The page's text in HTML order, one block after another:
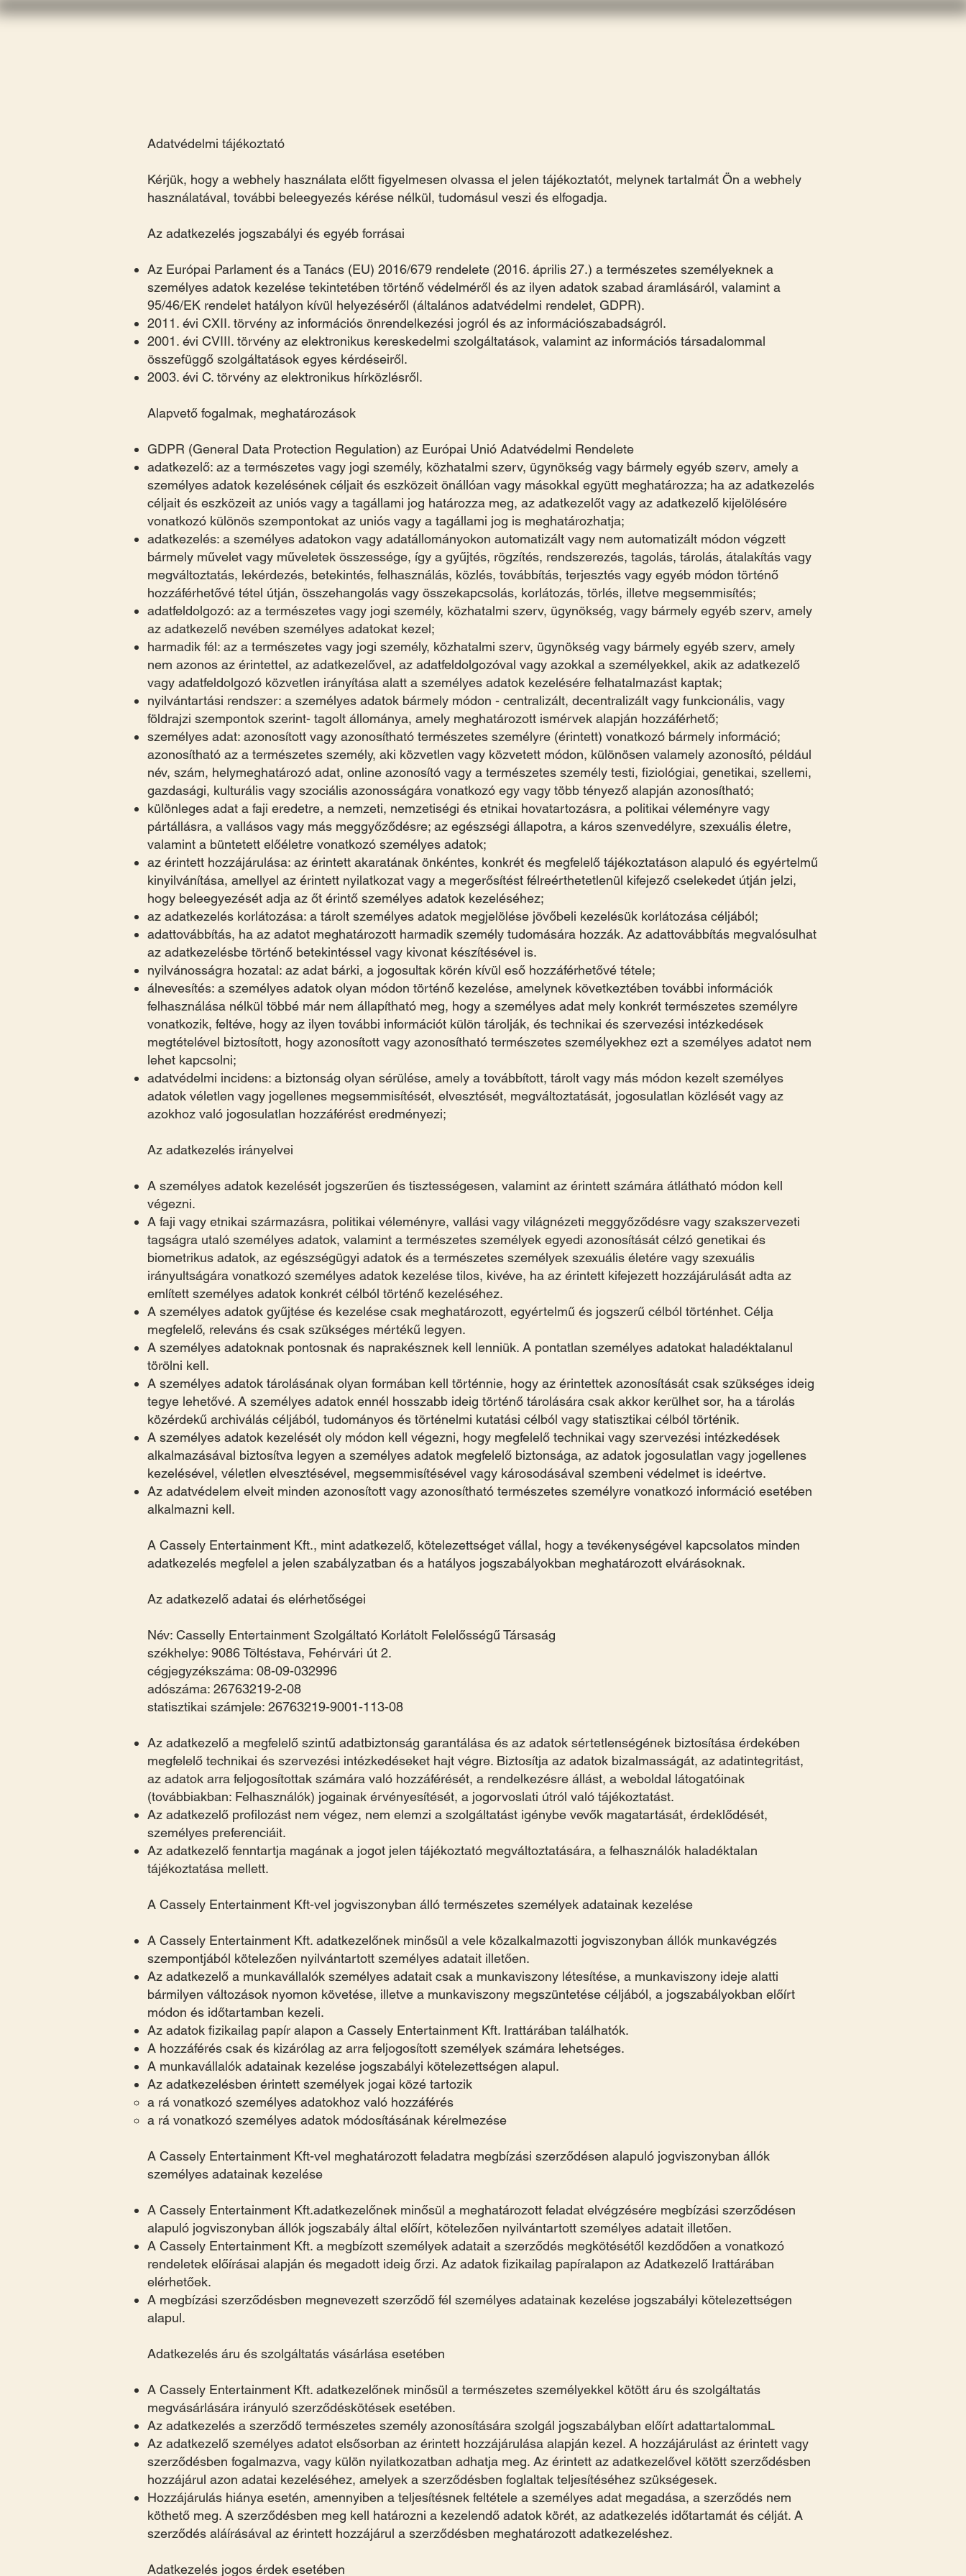
Adatvédelmi tájékoztató
Kérjük, hogy a webhely használata előtt figyelmesen olvassa el jelen tájékoztatót, melynek tartalmát Ön a webhely
használatával, további beleegyezés kérése nélkül, tudomásul veszi és elfogadja.
Az adatkezelés jogszabályi és egyéb forrásai
Az Európai Parlament és a Tanács (EU) 2016/679 rendelete (2016. április 27.) a természetes személyeknek a
személyes adatok kezelése tekintetében történő védelméről és az ilyen adatok szabad áramlásáról, valamint a
95/46/EK rendelet hatályon kívül helyezéséről (általános adatvédelmi rendelet, GDPR).
2011. évi CXII. törvény az információs önrendelkezési jogról és az információszabadságról.
2001. évi CVIII. törvény az elektronikus kereskedelmi szolgáltatások, valamint az információs társadalommal
összefüggő szolgáltatások egyes kérdéseiről.
2003. évi C. törvény az elektronikus hírközlésről.
Alapvető fogalmak, meghatározások
GDPR (General Data Protection Regulation) az Európai Unió Adatvédelmi Rendelete
adatkezelő: az a természetes vagy jogi személy, közhatalmi szerv, ügynökség vagy bármely egyéb szerv, amely a
személyes adatok kezelésének céljait és eszközeit önállóan vagy másokkal együtt meghatározza; ha az adatkezelés
céljait és eszközeit az uniós vagy a tagállami jog határozza meg, az adatkezelőt vagy az adatkezelő kijelölésére
vonatkozó különös szempontokat az uniós vagy a tagállami jog is meghatározhatja;
adatkezelés: a személyes adatokon vagy adatállományokon automatizált vagy nem automatizált módon végzett
bármely művelet vagy műveletek összessége, így a gyűjtés, rögzítés, rendszerezés, tagolás, tárolás, átalakítás vagy
megváltoztatás, lekérdezés, betekintés, felhasználás, közlés, továbbítás, terjesztés vagy egyéb módon történő
hozzáférhetővé tétel útján, összehangolás vagy összekapcsolás, korlátozás, törlés, illetve megsemmisítés;
adatfeldolgozó: az a természetes vagy jogi személy, közhatalmi szerv, ügynökség, vagy bármely egyéb szerv, amely
az adatkezelő nevében személyes adatokat kezel;
harmadik fél: az a természetes vagy jogi személy, közhatalmi szerv, ügynökség vagy bármely egyéb szerv, amely
nem azonos az érintettel, az adatkezelővel, az adatfeldolgozóval vagy azokkal a személyekkel, akik az adatkezelő
vagy adatfeldolgozó közvetlen irányítása alatt a személyes adatok kezelésére felhatalmazást kaptak;
nyilvántartási rendszer: a személyes adatok bármely módon - centralizált, decentralizált vagy funkcionális, vagy
földrajzi szempontok szerint- tagolt állománya, amely meghatározott ismérvek alapján hozzáférhető;
személyes adat: azonosított vagy azonosítható természetes személyre (érintett) vonatkozó bármely információ;
azonosítható az a természetes személy, aki közvetlen vagy közvetett módon, különösen valamely azonosító, például
név, szám, helymeghatározó adat, online azonosító vagy a természetes személy testi, fiziológiai, genetikai, szellemi,
gazdasági, kulturális vagy szociális azonosságára vonatkozó egy vagy több tényező alapján azonosítható;
különleges adat a faji eredetre, a nemzeti, nemzetiségi és etnikai hovatartozásra, a politikai véleményre vagy
pártállásra, a vallásos vagy más meggyőződésre; az egészségi állapotra, a káros szenvedélyre, szexuális életre,
valamint a büntetett előéletre vonatkozó személyes adatok;
az érintett hozzájárulása: az érintett akaratának önkéntes, konkrét és megfelelő tájékoztatáson alapuló és egyértelmű
kinyilvánítása, amellyel az érintett nyilatkozat vagy a megerősítést félreérthetetlenül kifejező cselekedet útján jelzi,
hogy beleegyezését adja az őt érintő személyes adatok kezeléséhez;
az adatkezelés korlátozása: a tárolt személyes adatok megjelölése jövőbeli kezelésük korlátozása céljából;
adattovábbítás, ha az adatot meghatározott harmadik személy tudomására hozzák. Az adattovábbítás megvalósulhat
az adatkezelésbe történő betekintéssel vagy kivonat készítésével is.
nyilvánosságra hozatal: az adat bárki, a jogosultak körén kívül eső hozzáférhetővé tétele;
álnevesítés: a személyes adatok olyan módon történő kezelése, amelynek következtében további információk
felhasználása nélkül többé már nem állapítható meg, hogy a személyes adat mely konkrét természetes személyre
vonatkozik, feltéve, hogy az ilyen további információt külön tárolják, és technikai és szervezési intézkedések
megtételével biztosított, hogy azonosított vagy azonosítható természetes személyekhez ezt a személyes adatot nem
lehet kapcsolni;
adatvédelmi incidens: a biztonság olyan sérülése, amely a továbbított, tárolt vagy más módon kezelt személyes
adatok véletlen vagy jogellenes megsemmisítését, elvesztését, megváltoztatását, jogosulatlan közlését vagy az
azokhoz való jogosulatlan hozzáférést eredményezi;
Az adatkezelés irányelvei
A személyes adatok kezelését jogszerűen és tisztességesen, valamint az érintett számára átlátható módon kell
végezni.
A faji vagy etnikai származásra, politikai véleményre, vallási vagy világnézeti meggyőződésre vagy szakszervezeti
tagságra utaló személyes adatok, valamint a természetes személyek egyedi azonosítását célzó genetikai és
biometrikus adatok, az egészségügyi adatok és a természetes személyek szexuális életére vagy szexuális
irányultságára vonatkozó személyes adatok kezelése tilos, kivéve, ha az érintett kifejezett hozzájárulását adta az
említett személyes adatok konkrét célból történő kezeléséhez.
A személyes adatok gyűjtése és kezelése csak meghatározott, egyértelmű és jogszerű célból történhet. Célja
megfelelő, releváns és csak szükséges mértékű legyen.
A személyes adatoknak pontosnak és naprakésznek kell lenniük. A pontatlan személyes adatokat haladéktalanul
törölni kell.
A személyes adatok tárolásának olyan formában kell történnie, hogy az érintettek azonosítását csak szükséges ideig
tegye lehetővé. A személyes adatok ennél hosszabb ideig történő tárolására csak akkor kerülhet sor, ha a tárolás
közérdekű archiválás céljából, tudományos és történelmi kutatási célból vagy statisztikai célból történik.
A személyes adatok kezelését oly módon kell végezni, hogy megfelelő technikai vagy szervezési intézkedések
alkalmazásával biztosítva legyen a személyes adatok megfelelő biztonsága, az adatok jogosulatlan vagy jogellenes
kezelésével, véletlen elvesztésével, megsemmisítésével vagy károsodásával szembeni védelmet is ideértve.
Az adatvédelem elveit minden azonosított vagy azonosítható természetes személyre vonatkozó információ esetében
alkalmazni kell.
A Cassely Entertainment Kft., mint adatkezelő, kötelezettséget vállal, hogy a tevékenységével kapcsolatos minden
adatkezelés megfelel a jelen szabályzatban és a hatályos jogszabályokban meghatározott elvárásoknak.
Az adatkezelő adatai és elérhetőségei
Név: Casselly Entertainment Szolgáltató Korlátolt Felelősségű Társaság
székhelye: 9086 Töltéstava, Fehérvári út 2.
cégjegyzékszáma: 08-09-032996
adószáma: 26763219-2-08
statisztikai számjele: 26763219-9001-113-08
Az adatkezelő a megfelelő szintű adatbiztonság garantálása és az adatok sértetlenségének biztosítása érdekében
megfelelő technikai és szervezési intézkedéseket hajt végre. Biztosítja az adatok bizalmasságát, az adatintegritást,
az adatok arra feljogosítottak számára való hozzáférését, a rendelkezésre állást, a weboldal látogatóinak
(továbbiakban: Felhasználók) jogainak érvényesítését, a jogorvoslati útról való tájékoztatást.
Az adatkezelő profilozást nem végez, nem elemzi a szolgáltatást igénybe vevők magatartását, érdeklődését,
személyes preferenciáit.
Az adatkezelő fenntartja magának a jogot jelen tájékoztató megváltoztatására, a felhasználók haladéktalan
tájékoztatása mellett.
A Cassely Entertainment Kft-vel jogviszonyban álló természetes személyek adatainak kezelése
A Cassely Entertainment Kft. adatkezelőnek minősül a vele közalkalmazotti jogviszonyban állók munkavégzés
szempontjából kötelezően nyilvántartott személyes adatait illetően.
Az adatkezelő a munkavállalók személyes adatait csak a munkaviszony létesítése, a munkaviszony ideje alatti
bármilyen változások nyomon követése, illetve a munkaviszony megszüntetése céljából, a jogszabályokban előírt
módon és időtartamban kezeli.
Az adatok fizikailag papír alapon a Cassely Entertainment Kft. Irattárában találhatók.
A hozzáférés csak és kizárólag az arra feljogosított személyek számára lehetséges.
A munkavállalók adatainak kezelése jogszabályi kötelezettségen alapul.
Az adatkezelésben érintett személyek jogai közé tartozik
a rá vonatkozó személyes adatokhoz való hozzáférés
a rá vonatkozó személyes adatok módosításának kérelmezése
A Cassely Entertainment Kft-vel meghatározott feladatra megbízási szerződésen alapuló jogviszonyban állók
személyes adatainak kezelése
A Cassely Entertainment Kft.adatkezelőnek minősül a meghatározott feladat elvégzésére megbízási szerződésen
alapuló jogviszonyban állók jogszabály által előírt, kötelezően nyilvántartott személyes adatait illetően.
A Cassely Entertainment Kft. a megbízott személyek adatait a szerződés megkötésétől kezdődően a vonatkozó
rendeletek előírásai alapján és megadott ideig őrzi. Az adatok fizikailag papíralapon az Adatkezelő Irattárában
elérhetőek.
A megbízási szerződésben megnevezett szerződő fél személyes adatainak kezelése jogszabályi kötelezettségen
alapul.
Adatkezelés áru és szolgáltatás vásárlása esetében
A Cassely Entertainment Kft. adatkezelőnek minősül a természetes személyekkel kötött áru és szolgáltatás
megvásárlására irányuló szerződéskötések esetében.
Az adatkezelés a szerződő természetes személy azonosítására szolgál jogszabályban előírt adattartalommaL
Az adatkezelő személyes adatot elsősorban az érintett hozzájárulása alapján kezel. A hozzájárulást az érintett vagy
szerződésben fogalmazva, vagy külön nyilatkozatban adhatja meg. Az érintett az adatkezelővel kötött szerződésben
hozzájárul azon adatai kezeléséhez, amelyek a szerződésben foglaltak teljesítéséhez szükségesek.
Hozzájárulás hiánya esetén, amennyiben a teljesítésnek feltétele a személyes adat megadása, a szerződés nem
köthető meg. A szerződésben meg kell határozni a kezelendő adatok körét, az adatkezelés időtartamát és célját. A
szerződés aláírásával az érintett hozzájárul a szerződésben meghatározott adatkezeléshez.
Adatkezelés jogos érdek esetében